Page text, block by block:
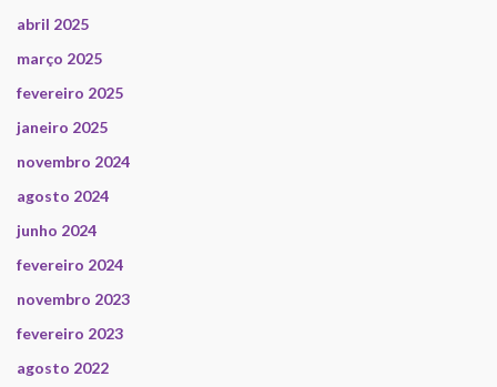
abril 2025
março 2025
fevereiro 2025
janeiro 2025
novembro 2024
agosto 2024
junho 2024
fevereiro 2024
novembro 2023
fevereiro 2023
agosto 2022